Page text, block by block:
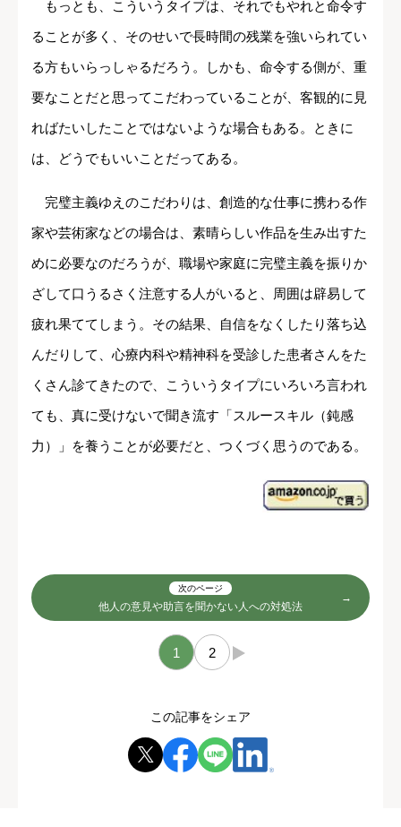
もっとも、こういうタイプは、それでもやれと命令す
ることが多く、そのせいで長時間の残業を強いられてい
る方もいらっしゃるだろう。しかも、命令する側が、重
要なことだと思ってこだわっていることが、客観的に見
ればたいしたことではないような場合もある。ときに
は、どうでもいいことだってある。
完璧主義ゆえのこだわりは、創造的な仕事に携わる作
家や芸術家などの場合は、素晴らしい作品を生み出すた
めに必要なのだろうが、職場や家庭に完璧主義を振りか
ざして口うるさく注意する人がいると、周囲は辟易して
疲れ果ててしまう。その結果、自信をなくしたり落ち込
んだりして、心療内科や精神科を受診した患者さんをた
くさん診てきたので、こういうタイプにいろいろ言われ
ても、真に受けないで聞き流す「スルースキル（鈍感
力）」を養うことが必要だと、つくづく思うのである。
次のページ
他人の意見や助言を聞かない人への対処法
1 2 →
この記事をシェア